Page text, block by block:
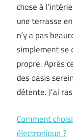
chose à
une terrasse
n’y a pas
simplement se
propre. Après
des oasis
détente. J’ai
Comment
électronique ?